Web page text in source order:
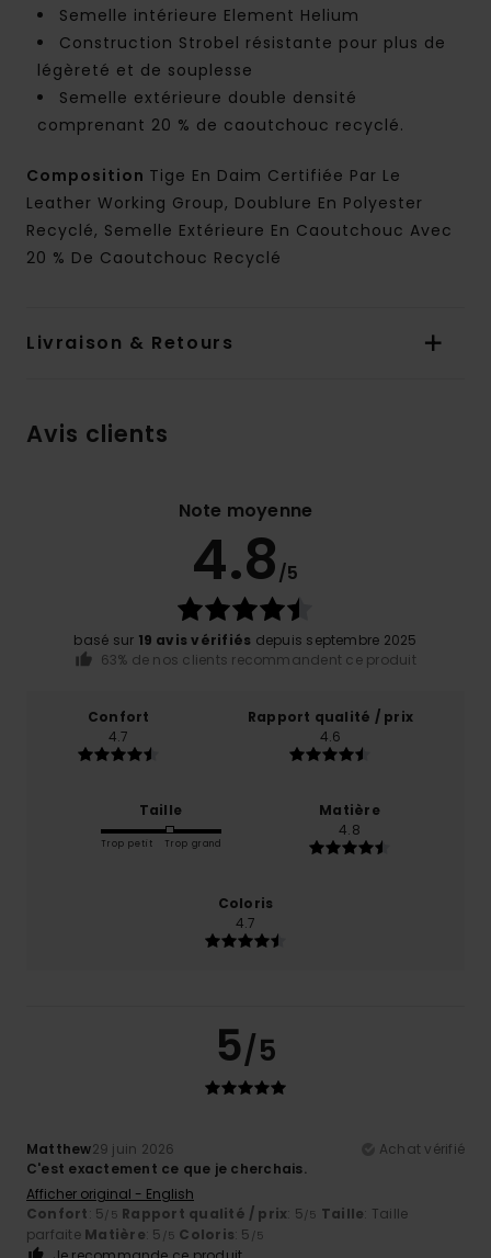
Semelle intérieure Element Helium
Construction Strobel résistante pour plus de
légèreté et de souplesse
Semelle extérieure double densité
comprenant 20 % de caoutchouc recyclé.
Composition Tige En Daim Certifiée Par Le
Leather Working Group, Doublure En Polyester
Recyclé, Semelle Extérieure En Caoutchouc Avec
20 % De Caoutchouc Recyclé
Livraison & Retours
Avis clients
Note moyenne
4.8/5
basé sur 19 avis vérifiés depuis septembre 2025
63% de nos clients recommandent ce produit
Confort
4.7
Rapport qualité / prix
4.6
Taille
Trop petit Trop grand
Matière
4.8
Coloris
4.7
5/5
Matthew29 juin 2026
Achat vérifié
C'est exactement ce que je cherchais.
Afficher original - English
Confort: 5 /5 Rapport qualité / prix: 5 /5 Taille: Taille
parfaite Matière: 5 /5 Coloris: 5 /5